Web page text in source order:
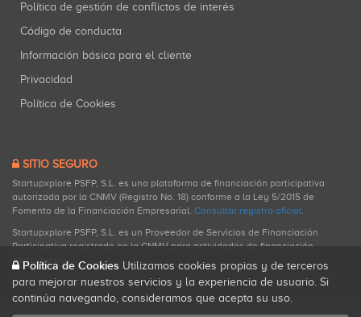
Política de gestión de conflictos de interés
Código de conducta
Información básica para el cliente
Privacidad
Política de Cookies
SITIO SEGURO
Startupxplore PSFP, S.L. es una plataforma de financiación participativa
autorizada por la CNMV (Registro No. 18) conforme a la Ley 5/2015 de
Fomento de la Financiación Empresarial. Consultar registro oficial.
Startupxplore PSFP, S.L. es un Proveedor de Servicios de Financiación
Participativa registrado en la CNMV para actividades de financiación
participativa.
Política de Cookies Utilizamos cookies propias y de terceros
para mejorar nuestros servicios y la experiencia de usuario. Si
continúa navegando, consideramos que acepta su uso.